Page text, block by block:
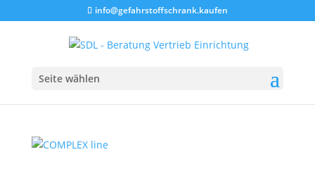
info@gefahrstoffschrank.kaufen
Seite wählen